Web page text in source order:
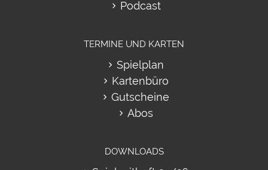
Podcast
TERMINE UND KARTEN
Spielplan
Kartenbüro
Gutscheine
Abos
DOWNLOADS